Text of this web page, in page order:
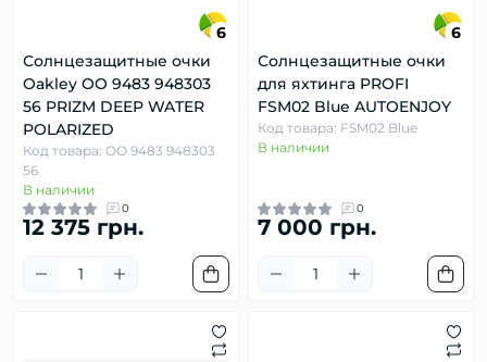
6
Солнцезащитные очки
Oakley OO 9483 948303
56 PRIZM DEEP WATER
POLARIZED
Код товара: OO 9483 948303
56
В наличии
0
12 375 грн.
6
Солнцезащитные очки
для яхтинга PROFI
FSM02 Blue AUTOENJOY
Код товара: FSM02 Blue
В наличии
0
7 000 грн.